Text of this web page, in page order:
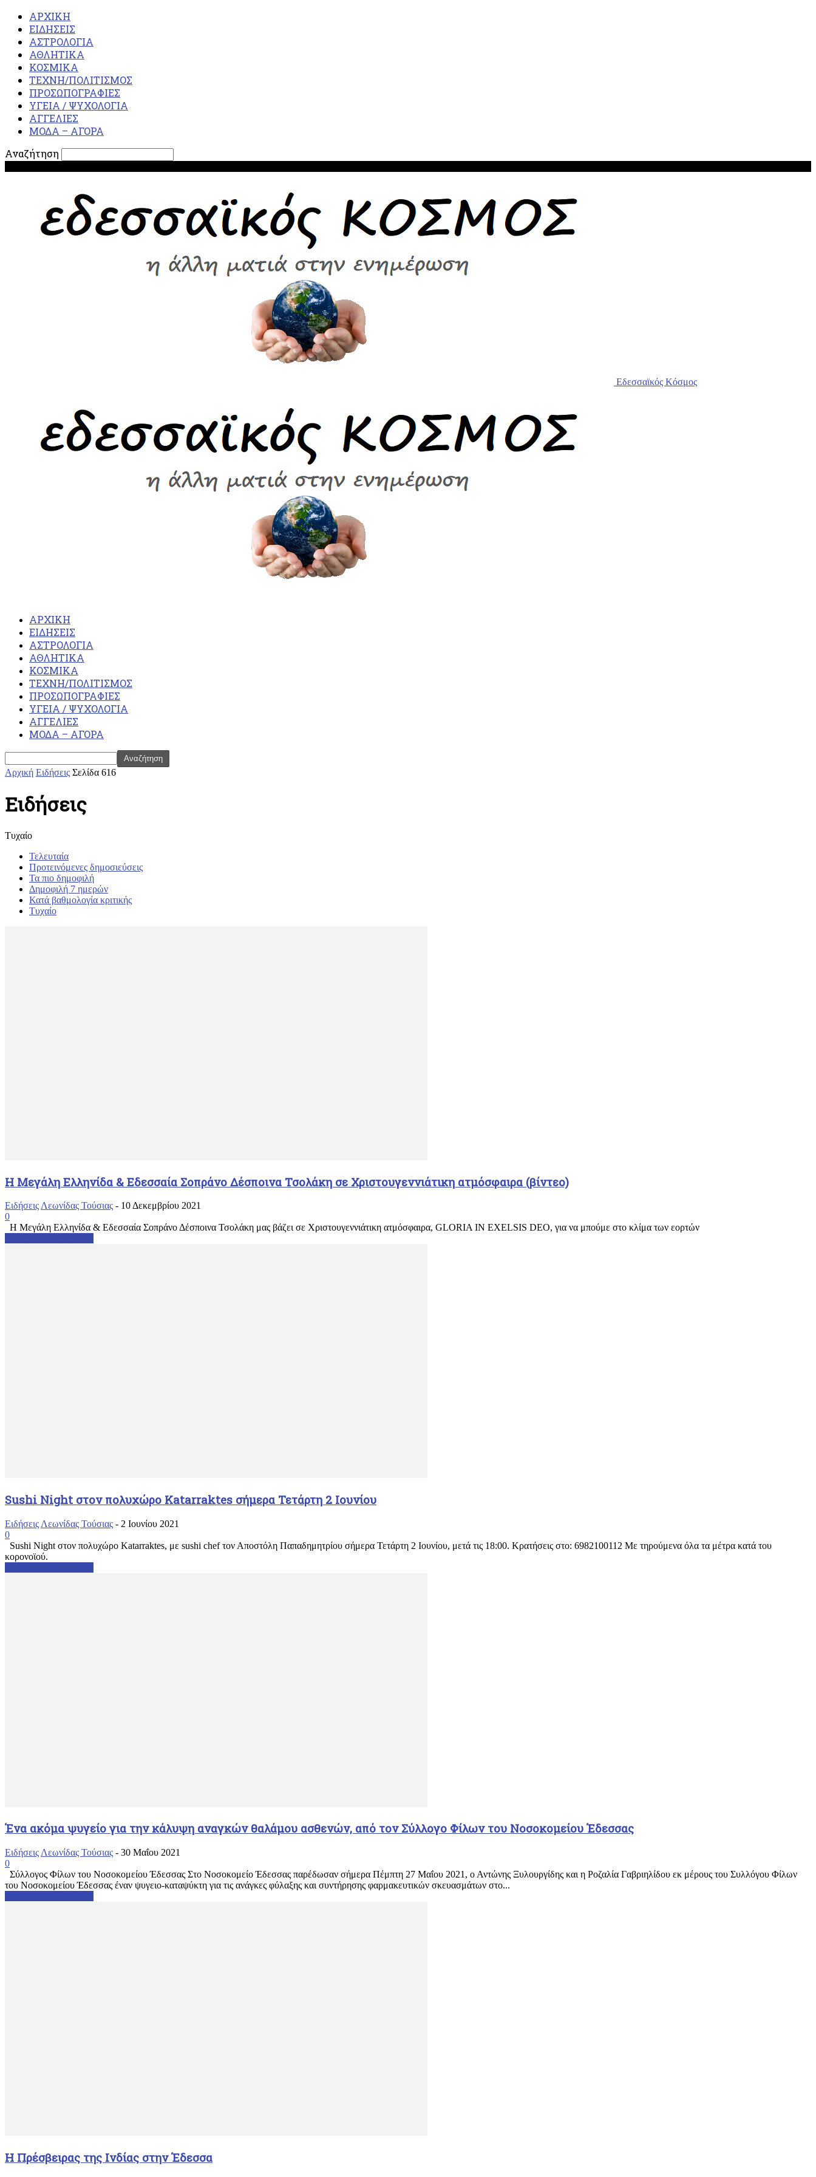
ΑΡΧΙΚΗ
ΕΙΔΗΣΕΙΣ
ΑΣΤΡΟΛΟΓΙΑ
ΑΘΛΗΤΙΚΑ
ΚΟΣΜΙΚΑ
ΤΕΧΝΗ/ΠΟΛΙΤΙΣΜΟΣ
ΠΡΟΣΩΠΟΓΡΑΦΙΕΣ
ΥΓΕΙΑ / ΨΥΧΟΛΟΓΙΑ
ΑΓΓΕΛΙΕΣ
ΜΟΔΑ – ΑΓΟΡΑ
Αναζήτηση
Εδεσσαϊκός Κόσμος
ΑΡΧΙΚΗ
ΕΙΔΗΣΕΙΣ
ΑΣΤΡΟΛΟΓΙΑ
ΑΘΛΗΤΙΚΑ
ΚΟΣΜΙΚΑ
ΤΕΧΝΗ/ΠΟΛΙΤΙΣΜΟΣ
ΠΡΟΣΩΠΟΓΡΑΦΙΕΣ
ΥΓΕΙΑ / ΨΥΧΟΛΟΓΙΑ
ΑΓΓΕΛΙΕΣ
ΜΟΔΑ – ΑΓΟΡΑ
Αρχική Ειδήσεις Σελίδα 616
Ειδήσεις
Τυχαίο
Τελευταία
Προτεινόμενες δημοσιεύσεις
Τα πιο δημοφιλή
Δημοφιλή 7 ημερών
Κατά βαθμολογία κριτικής
Τυχαίο
H Μεγάλη Ελληνίδα & Εδεσσαία Σοπράνο Δέσποινα Τσολάκη σε Χριστουγεννιάτικη ατμόσφαιρα (βίντεο)
Ειδήσεις Λεωνίδας Τούσιας - 10 Δεκεμβρίου 2021
0
H Μεγάλη Ελληνίδα & Εδεσσαία Σοπράνο Δέσποινα Τσολάκη μας βάζει σε Χριστουγεννιάτικη ατμόσφαιρα, GLORIA IN EXELSIS DEO, για να μπούμε στο κλίμα των εορτών
Sushi Night στον πολυχώρο Katarraktes σήμερα Τετάρτη 2 Ιουνίου
Ειδήσεις Λεωνίδας Τούσιας - 2 Ιουνίου 2021
0
Sushi Night στον πολυχώρο Katarraktes, με sushi chef τον Αποστόλη Παπαδημητρίου σήμερα Τετάρτη 2 Ιουνίου, μετά τις 18:00. Κρατήσεις στο: 6982100112 Με τηρούμενα όλα τα μέτρα κατά του
κορονοϊού.
Ένα ακόμα ψυγείο για την κάλυψη αναγκών θαλάμου ασθενών, από τον Σύλλογο Φίλων του Νοσοκομείου Έδεσσας
Ειδήσεις Λεωνίδας Τούσιας - 30 Μαΐου 2021
0
Σύλλογος Φίλων του Νοσοκομείου Έδεσσας Στο Νοσοκομείο Έδεσσας παρέδωσαν σήμερα Πέμπτη 27 Μαΐου 2021, ο Αντώνης Ξυλουργίδης και η Ροζαλία Γαβριηλίδου εκ μέρους του Συλλόγου Φίλων
του Νοσοκομείου Έδεσσας έναν ψυγειο-καταψύκτη για τις ανάγκες φύλαξης και συντήρησης φαρμακευτικών σκευασμάτων στο...
Η Πρέσβειρας της Ινδίας στην Έδεσσα